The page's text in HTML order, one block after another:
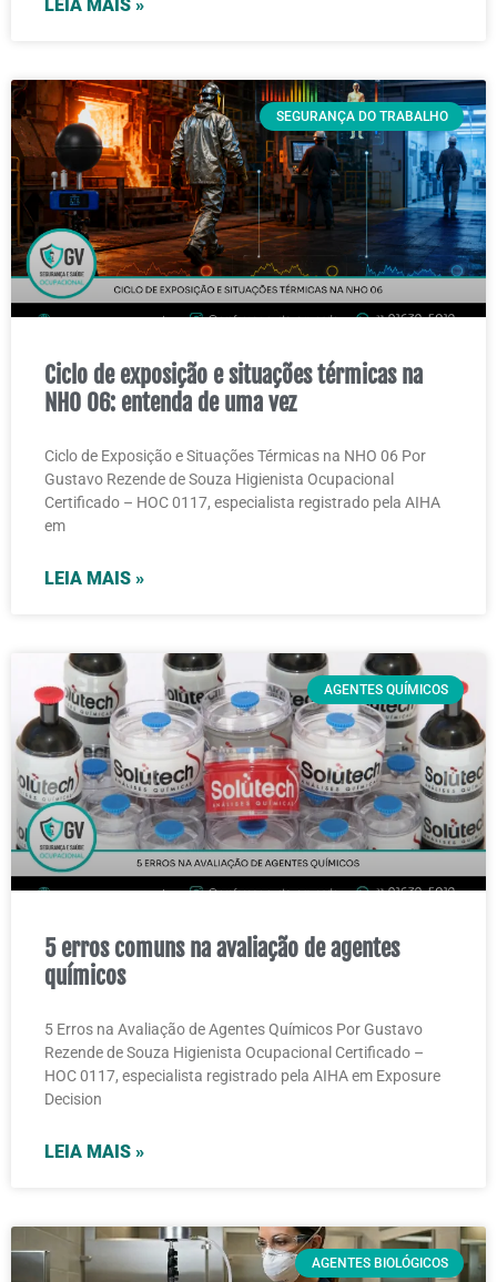
LEIA MAIS »
SEGURANÇA DO TRABALHO
Ciclo de exposição e situações térmicas na
NHO 06: entenda de uma vez
Ciclo de Exposição e Situações Térmicas na NHO 06 Por
Gustavo Rezende de Souza Higienista Ocupacional
Certificado – HOC 0117, especialista registrado pela AIHA
em
LEIA MAIS »
AGENTES QUÍMICOS
5 erros comuns na avaliação de agentes
químicos
5 Erros na Avaliação de Agentes Químicos Por Gustavo
Rezende de Souza Higienista Ocupacional Certificado –
HOC 0117, especialista registrado pela AIHA em Exposure
Decision
LEIA MAIS »
AGENTES BIOLÓGICOS